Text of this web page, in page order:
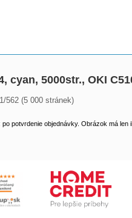
cyan, 5000str., OKI
562 (5 000 stránek)
potvrdenie objednávky. Obrázok má len